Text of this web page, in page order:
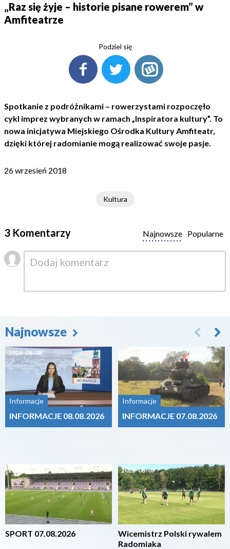
„Raz się żyje – historie pisane rowerem” w
Amfiteatrze
Podziel się
Spotkanie z podróżnikami – rowerzystami rozpoczęło
cykl imprez wybranych w ramach „Inspiratora kultury”. To
nowa inicjatywa Miejskiego Ośrodka Kultury Amfiteatr,
dzięki której radomianie mogą realizować swoje pasje.
26 wrzesień 2018
Kultura
3 Komentarzy Popularne
Najnowsze
Najnowsze
2026-08-08
Informacje
INFORMACJE 08.08.2026
2026-08-07
SPORT 07.08.2026
Informacje
INFORMACJE 07.08.2026
2026-08-07
Wicemistrz Polski rywalem
Radomiaka